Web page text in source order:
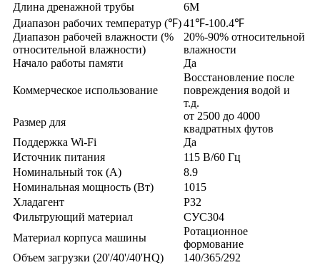
Длина дренажной трубы
6M
Диапазон рабочих температур (℉)41℉-100.4℉
Диапазон рабочей влажности (%
относительной влажности)
20%-90% относительной
влажности
Начало работы памяти
Да
Коммерческое использование
Восстановление после
повреждения водой и
т.д.
Размер для
от 2500 до 4000
квадратных футов
Поддержка Wi-Fi
Да
Источник питания
115 В/60 Гц
Номинальный ток (А)
8.9
Номинальная мощность (Вт)
1015
Хладагент
Р32
Фильтрующий материал
СУС304
Материал корпуса машины
Ротационное
формование
Объем загрузки (20'/40'/40'HQ)
140/365/292